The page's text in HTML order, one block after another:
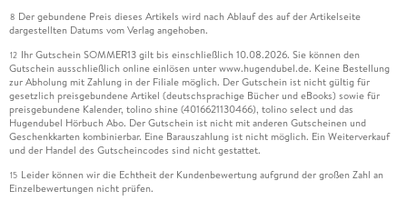
8 Der gebundene Preis dieses Artikels wird nach Ablauf des auf der Artikelseite
dargestellten Datums vom Verlag angehoben.
12 Ihr Gutschein SOMMER13 gilt bis einschließlich 10.08.2026. Sie können den
Gutschein ausschließlich online einlösen unter www.hugendubel.de. Keine Bestellung
zur Abholung mit Zahlung in der Filiale möglich. Der Gutschein ist nicht gültig für
gesetzlich preisgebundene Artikel (deutschsprachige Bücher und eBooks) sowie für
preisgebundene Kalender, tolino shine (4016621130466), tolino select und das
Hugendubel Hörbuch Abo. Der Gutschein ist nicht mit anderen Gutscheinen und
Geschenkkarten kombinierbar. Eine Barauszahlung ist nicht möglich. Ein Weiterverkauf
und der Handel des Gutscheincodes sind nicht gestattet.
15 Leider können wir die Echtheit der Kundenbewertung aufgrund der großen Zahl an
Einzelbewertungen nicht prüfen.